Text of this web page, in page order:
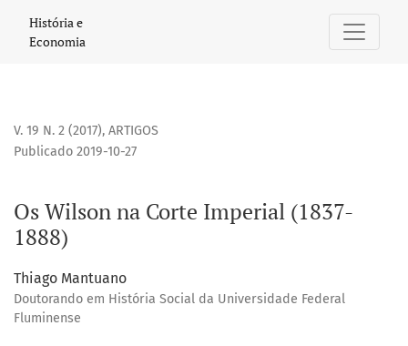
História e
Economia
V. 19 N. 2 (2017), ARTIGOS
Os Wilson na Corte Imperial (1837-
1888)
Publicado 2019-10-27
Thiago Mantuano
Doutorando em História Social da Universidade Federal
Fluminense